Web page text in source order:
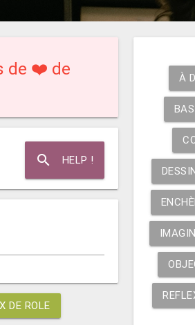
de ❤️ de
search HELP !
DE ROLE
À